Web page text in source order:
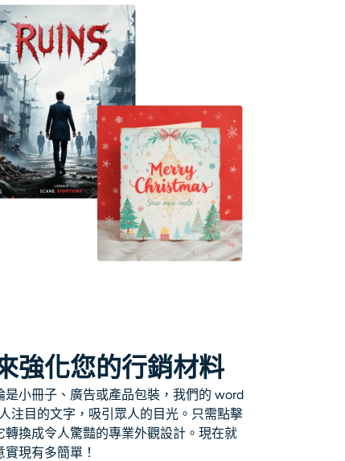
強化您的行銷材料
小冊子、廣告或產品包裝，我們的 word
注目的文字，吸引眾人的目光。只需點擊
換成令人驚豔的專業外觀設計。現在就
現有多簡單！